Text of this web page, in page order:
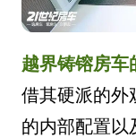
越界铸镕房车
借其硬派的外
的内部配置以